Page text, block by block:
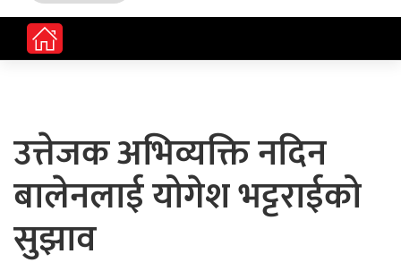
उत्तेजक अभिव्यक्ति नदिन
बालेनलाई योगेश भट्टराईको
सुझाव